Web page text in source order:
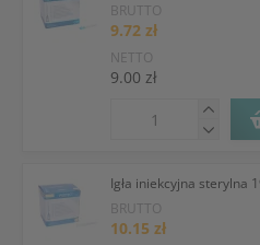
BRUTTO
9.72 zł
NETTO
9.00 zł
Igła iniekcyjna sterylna
BRUTTO
10.15 zł